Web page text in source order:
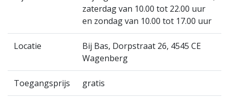
zaterdag van 10.00 tot 22.00 uur
en zondag van 10.00 tot 17.00 uur
Locatie
Bij Bas, Dorpstraat 26, 4545 CE
Wagenberg
Toegangsprijs gratis